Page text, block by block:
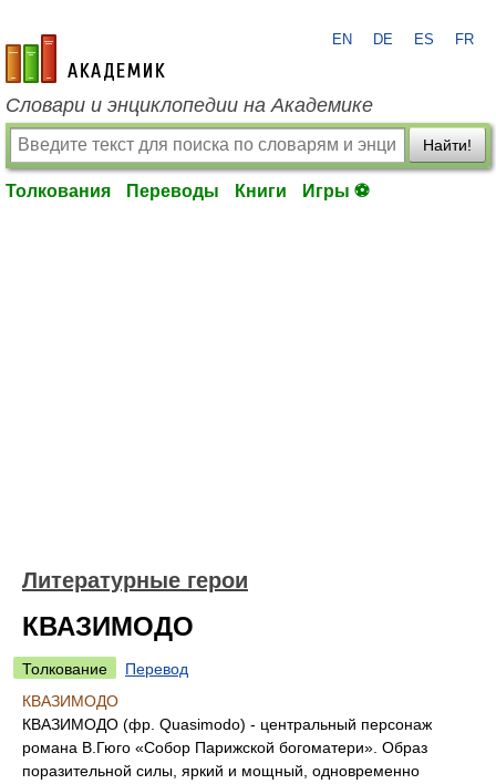
academic.ru
EN DE ES FR
Словари и энциклопедии на Академике
Найти!
Толкования Переводы Книги Игры ⚽
Литературные герои
КВАЗИМОДО
Толкование
Перевод
КВАЗИМОДО
КВАЗИМОДО (фр. Quasimodo) - центральный персонаж
романа В.Гюго «Собор Парижской богоматери». Образ
поразительной силы, яркий и мощный, одновременно